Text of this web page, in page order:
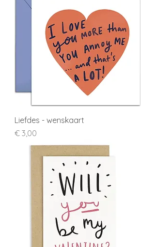
Liefdes - wenskaart
Prijs
€ 3,00